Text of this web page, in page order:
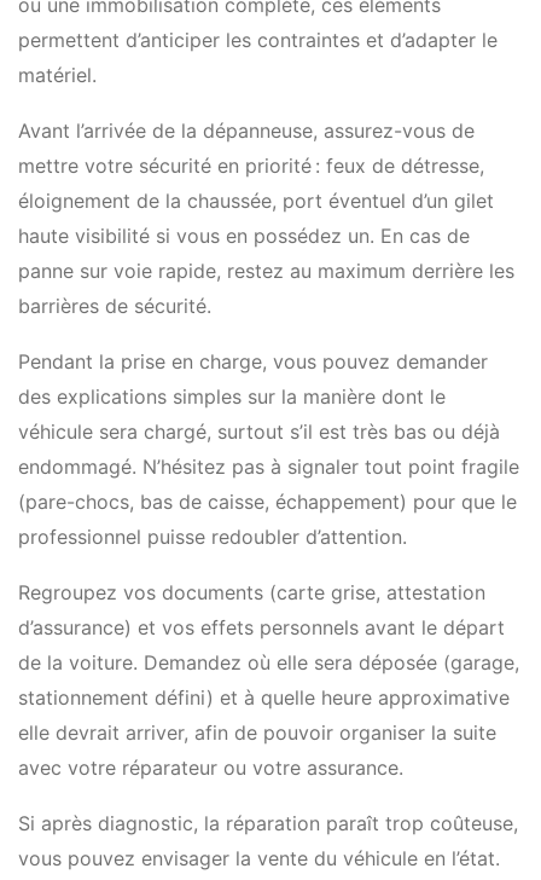
ou une immobilisation complète, ces éléments
permettent d’anticiper les contraintes et d’adapter le
matériel.
Avant l’arrivée de la dépanneuse, assurez-vous de
mettre votre sécurité en priorité : feux de détresse,
éloignement de la chaussée, port éventuel d’un gilet
haute visibilité si vous en possédez un. En cas de
panne sur voie rapide, restez au maximum derrière les
barrières de sécurité.
Pendant la prise en charge, vous pouvez demander
des explications simples sur la manière dont le
véhicule sera chargé, surtout s’il est très bas ou déjà
endommagé. N’hésitez pas à signaler tout point fragile
(pare-chocs, bas de caisse, échappement) pour que le
professionnel puisse redoubler d’attention.
Regroupez vos documents (carte grise, attestation
d’assurance) et vos effets personnels avant le départ
de la voiture. Demandez où elle sera déposée (garage,
stationnement défini) et à quelle heure approximative
elle devrait arriver, afin de pouvoir organiser la suite
avec votre réparateur ou votre assurance.
Si après diagnostic, la réparation paraît trop coûteuse,
vous pouvez envisager la vente du véhicule en l’état.